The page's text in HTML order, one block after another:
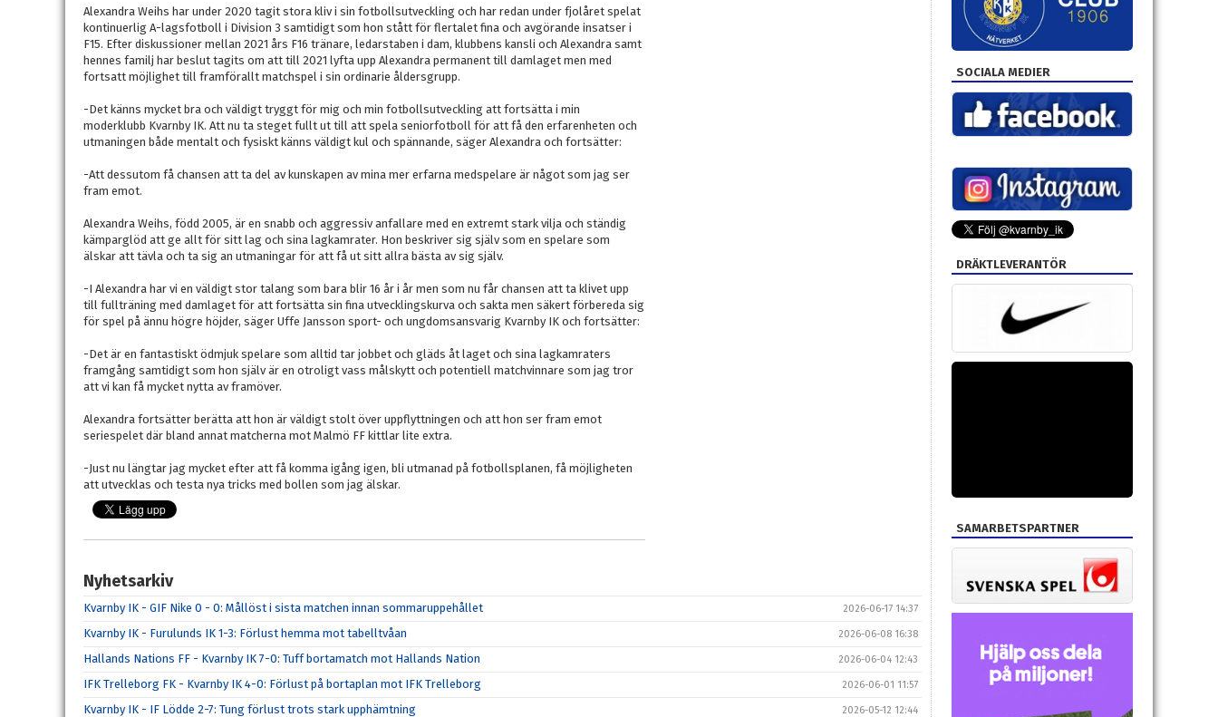
Alexandra Weihs har under 2020 tagit stora kliv i sin fotbollsutveckling och har redan under fjolåret spelat
kontinuerlig A-lagsfotboll i Division 3 samtidigt som hon stått för flertalet fina och avgörande insatser i
F15. Efter diskussioner mellan 2021 års F16 tränare, ledarstaben i dam, klubbens kansli och Alexandra samt
hennes familj har beslut tagits om att till 2021 lyfta upp Alexandra permanent till damlaget men med
fortsatt möjlighet till framförallt matchspel i sin ordinarie åldersgrupp.
-Det känns mycket bra och väldigt tryggt för mig och min fotbollsutveckling att fortsätta i min
moderklubb Kvarnby IK. Att nu ta steget fullt ut till att spela seniorfotboll för att få den erfarenheten och
utmaningen både mentalt och fysiskt känns väldigt kul och spännande, säger Alexandra och fortsätter:
-Att dessutom få chansen att ta del av kunskapen av mina mer erfarna medspelare är något som jag ser
fram emot.
Alexandra Weihs, född 2005, är en snabb och aggressiv anfallare med en extremt stark vilja och ständig
kämparglöd att ge allt för sitt lag och sina lagkamrater. Hon beskriver sig själv som en spelare som
älskar att tävla och ta sig an utmaningar för att få ut sitt allra bästa av sig själv.
-I Alexandra har vi en väldigt stor talang som bara blir 16 år i år men som nu får chansen att ta klivet upp
till fullträning med damlaget för att fortsätta sin fina utvecklingskurva och sakta men säkert förbereda sig
för spel på ännu högre höjder, säger Uffe Jansson sport- och ungdomsansvarig Kvarnby IK och fortsätter:
-Det är en fantastiskt ödmjuk spelare som alltid tar jobbet och gläds åt laget och sina lagkamraters
framgång samtidigt som hon själv är en otroligt vass målskytt och potentiell matchvinnare som jag tror
att vi kan få mycket nytta av framöver.
Alexandra fortsätter berätta att hon är väldigt stolt över uppflyttningen och att hon ser fram emot
seriespelet där bland annat matcherna mot Malmö FF kittlar lite extra.
-Just nu längtar jag mycket efter att få komma igång igen, bli utmanad på fotbollsplanen, få möjligheten
att utvecklas och testa nya tricks med bollen som jag älskar.
Nyhetsarkiv
Kvarnby IK - GIF Nike 0 - 0: Mållöst i sista matchen innan sommaruppehållet 2026-06-17 14:37
Kvarnby IK - Furulunds IK 1-3: Förlust hemma mot tabelltvåan 2026-06-08 16:38
Hallands Nations FF - Kvarnby IK 7-0: Tuff bortamatch mot Hallands Nation 2026-06-04 12:43
IFK Trelleborg FK - Kvarnby IK 4-0: Förlust på bortaplan mot IFK Trelleborg 2026-06-01 11:57
Kvarnby IK - IF Lödde 2-7: Tung förlust trots stark upphämtning 2026-05-12 12:44
SOCIALA MEDIER
DRÄKTLEVERANTÖR
SAMARBETSPARTNER